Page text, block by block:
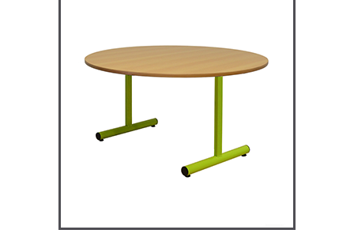
RM120 – Restauration
TABLES ET MANGE DEBOUT